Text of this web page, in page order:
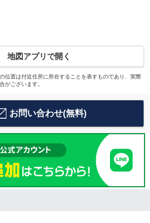
地図アプリで開く
位置は付近住所に所在することを表すものであり、実際
がございます。
お問い合わせ(無料)